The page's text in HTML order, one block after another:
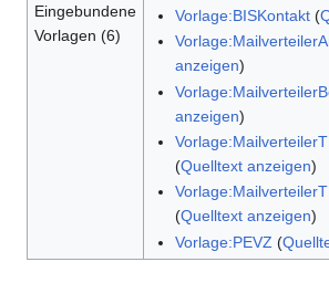
Eingebundene
Vorlagen (6)
Vorlage:BISKontakt(
anzeigen)
anzeigen)
(Quelltext anzeigen)
(Quelltext anzeigen)
Vorlage:PEVZ (